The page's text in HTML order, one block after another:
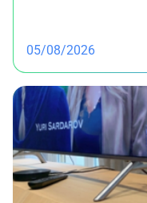
05/08/2026